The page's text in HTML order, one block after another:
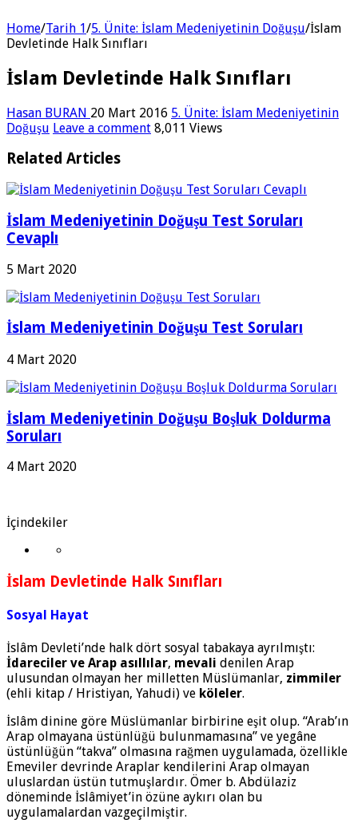
Home/Tarih 1/5. Ünite: İslam Medeniyetinin Doğuşu/İslam
Devletinde Halk Sınıfları
İslam Devletinde Halk Sınıfları
Hasan BURAN 20 Mart 2016 5. Ünite: İslam Medeniyetinin
Doğuşu Leave a comment 8,011 Views
Related Articles
İslam Medeniyetinin Doğuşu Test Soruları
Cevaplı
5 Mart 2020
İslam Medeniyetinin Doğuşu Test Soruları
4 Mart 2020
İslam Medeniyetinin Doğuşu Boşluk Doldurma
Soruları
4 Mart 2020
İçindekiler
İslam Devletinde Halk Sınıfları
Sosyal Hayat
İslâm Devleti’nde halk dört sosyal tabakaya ayrılmıştı:
İdareciler ve Arap asıllılar, mevali denilen Arap
ulusundan olmayan her milletten Müslümanlar, zimmiler
(ehli kitap / Hristiyan, Yahudi) ve köleler.
İslâm dinine göre Müslümanlar birbirine eşit olup. “Arab’ın
Arap olmayana üstünlüğü bulunma­masına” ve yegâne
üstünlüğün “takva” olmasına rağmen uygulamada, özellikle
Emeviler devrinde Araplar kendilerini Arap olmayan
uluslardan üstün tutmuşlardır. Ömer b. Abdülaziz
döneminde İslâmiyet’in özüne aykırı olan bu
uygulamalardan vazgeçilmiştir.